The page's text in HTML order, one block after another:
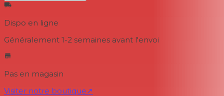
Dispo en ligne
Généralement 1-2 semaines avant l'envoi
Pas en magasin
Visiter notre boutique↗